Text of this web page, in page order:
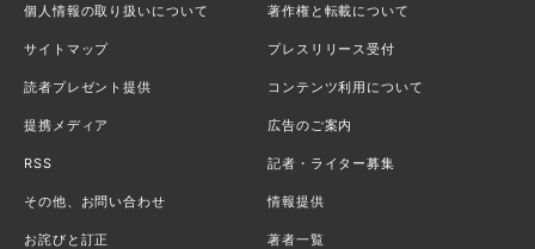
個人情報の取り扱いについて 著作権と転載について
サイトマップ プレスリリース受付
読者プレゼント提供 コンテンツ利用について
提携メディア 広告のご案内
RSS 記者・ライター募集
その他、お問い合わせ 情報提供
お詫びと訂正 著者一覧